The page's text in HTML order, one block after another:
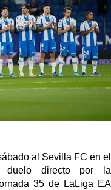
salir
la cantera del
de La Liga
al Sevilla FC en el
duelo directo por la
35 de LaLiga EA